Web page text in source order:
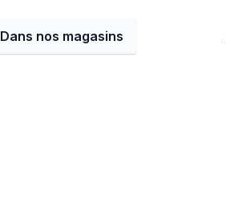
Dans nos magasins